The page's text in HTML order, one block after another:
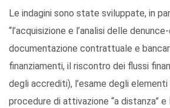
Le indagini sono state sviluppate, in
“l’acquisizione e l’analisi delle
documentazione contrattuale e
finanziamenti, il riscontro dei flussi
degli accrediti), l’esame degli
procedure di attivazione “a distanza”